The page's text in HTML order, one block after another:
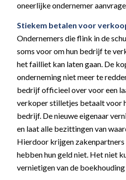
oneerlijke ondernemer
Stiekem betalen voor
Ondernemers die flink in de
soms voor om hun bedrijf te
het failliet kan laten gaan. De
onderneming niet meer te
bedrijf officieel over voor een
verkoper stilletjes betaalt voor
bedrijf. De nieuwe eigenaar
en laat alle bezittingen van
Hierdoor krijgen zakenpartners
hebben hun geld niet. Het niet
vernietigen van de